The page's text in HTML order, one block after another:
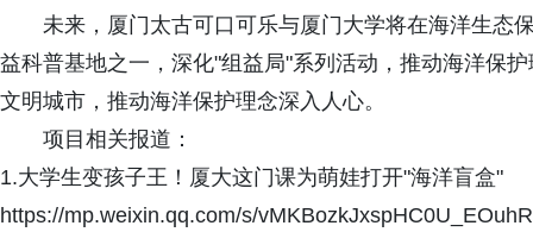
未来，厦门太古可口可乐与厦门大学将在海洋生态
益科普基地之一，深化"组益局"系列活动，推动海洋保
文明城市，推动海洋保护理念深入人心。
项目相关报道：
1.大学生变孩子王！厦大这门课为萌娃打开"海洋盲盒"
https://mp.weixin.qq.com/s/